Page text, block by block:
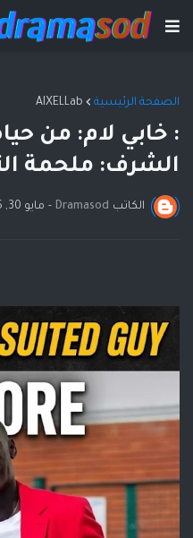
الصفحة الرئيسية AIXELLab
: خابي لام: من
الشرف: ملحمة
الكاتب Dramasod
- مايو 30, 2026